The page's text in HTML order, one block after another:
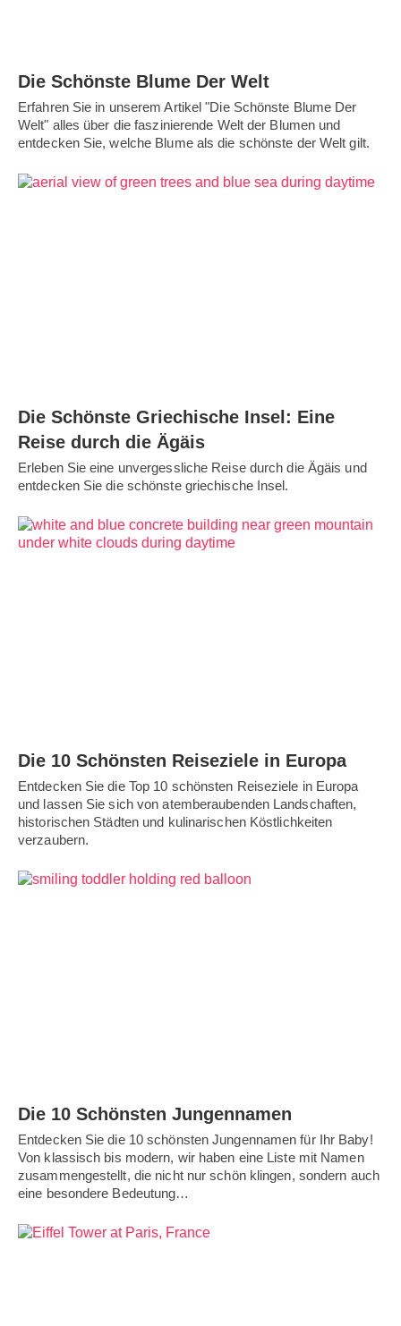
Die Schönste Blume Der Welt
Erfahren Sie in unserem Artikel "Die Schönste Blume Der
Welt" alles über die faszinierende Welt der Blumen und
entdecken Sie, welche Blume als die schönste der Welt gilt.
Die Schönste Griechische Insel: Eine
Reise durch die Ägäis
Erleben Sie eine unvergessliche Reise durch die Ägäis und
entdecken Sie die schönste griechische Insel.
Die 10 Schönsten Reiseziele in Europa
Entdecken Sie die Top 10 schönsten Reiseziele in Europa
und lassen Sie sich von atemberaubenden Landschaften,
historischen Städten und kulinarischen Köstlichkeiten
verzaubern.
Die 10 Schönsten Jungennamen
Entdecken Sie die 10 schönsten Jungennamen für Ihr Baby!
Von klassisch bis modern, wir haben eine Liste mit Namen
zusammengestellt, die nicht nur schön klingen, sondern auch
eine besondere Bedeutung…